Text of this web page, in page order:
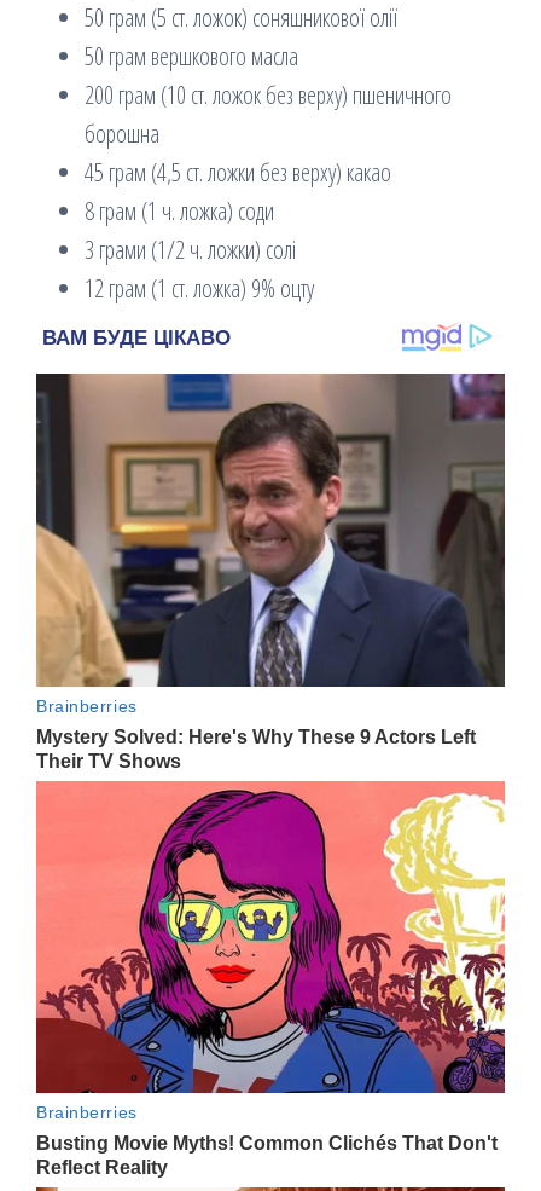
50 грам (5 ст. ложок) соняшникової олії
50 грам вершкового масла
200 грам (10 ст. ложок без верху) пшеничного
борошна
45 грам (4,5 ст. ложки без верху) какао
8 грам (1 ч. ложка) соди
3 грами (1/2 ч. ложки) солі
12 грам (1 ст. ложка) 9% оцту